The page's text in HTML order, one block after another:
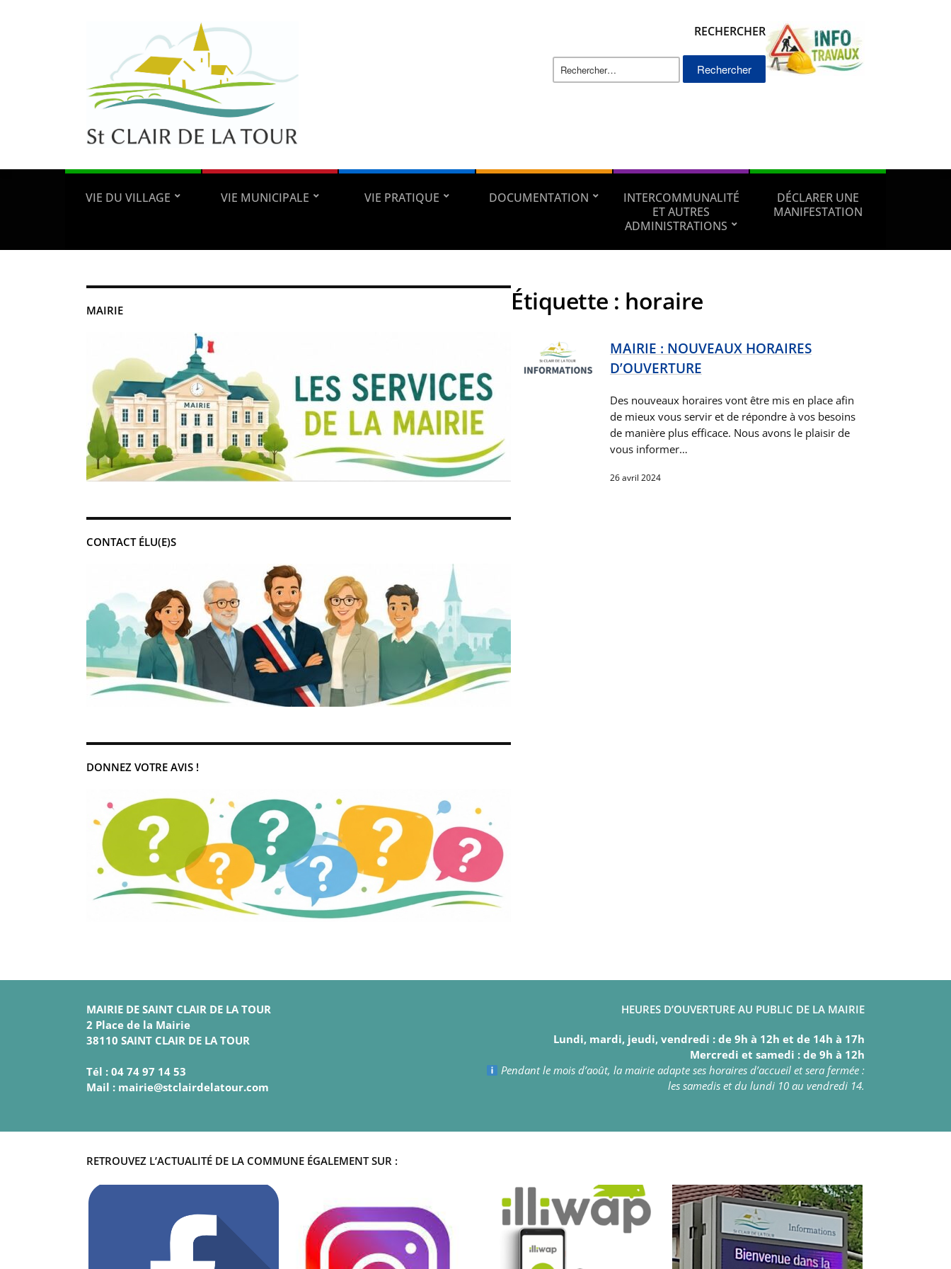
RECHERCHER
Rechercher :
VIE DU VILLAGE VIE MUNICIPALE VIE PRATIQUE DOCUMENTATION
INTERCOMMUNALITÉ
ET AUTRES
ADMINISTRATIONS
DÉCLARER UNE
MANIFESTATION
MAIRIE
CONTACT ÉLU(E)S
DONNEZ VOTRE AVIS !
Étiquette : horaire
MAIRIE : NOUVEAUX HORAIRES
D’OUVERTURE
Des nouveaux horaires vont être mis en place afin
de mieux vous servir et de répondre à vos besoins
de manière plus efficace. Nous avons le plaisir de
vous informer…
26 avril 2024
MAIRIE DE SAINT CLAIR DE LA TOUR
2 Place de la Mairie
38110 SAINT CLAIR DE LA TOUR
Tél : 04 74 97 14 53
Mail : mairie@stclairdelatour.com
HEURES D’OUVERTURE AU PUBLIC DE LA MAIRIE
Lundi, mardi, jeudi, vendredi : de 9h à 12h et de 14h à 17h
Mercredi et samedi : de 9h à 12h
Pendant le mois d’août, la mairie adapte ses horaires d’accueil et sera fermée :
les samedis et du lundi 10 au vendredi 14.
RETROUVEZ L’ACTUALITÉ DE LA COMMUNE ÉGALEMENT SUR :